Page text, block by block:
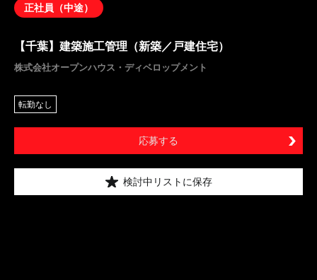
正社員（中途）
【千葉】建築施工管理（新築／戸建住宅）
株式会社オープンハウス・ディベロップメント
転勤なし
応募する
検討中リストに保存